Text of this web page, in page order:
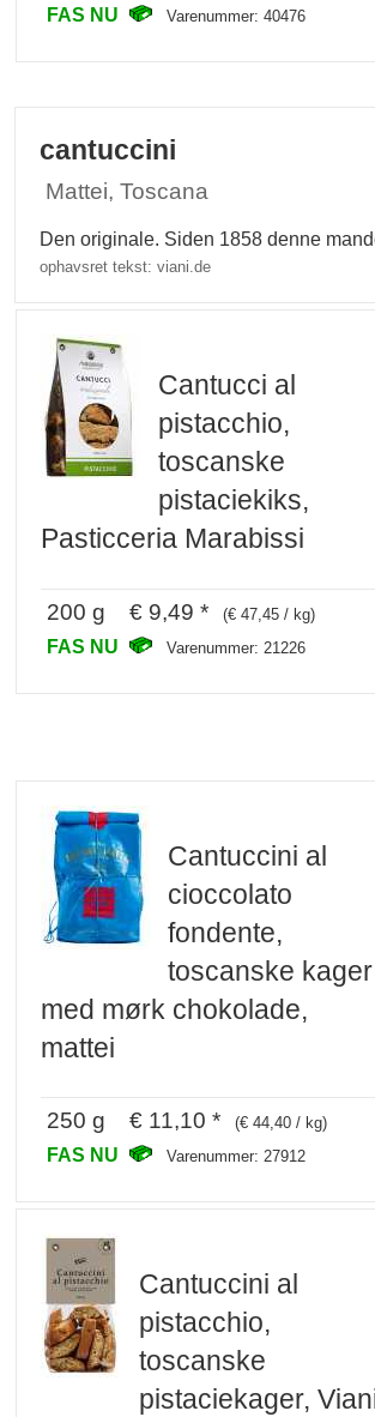
FAS NU Varenummer: 40476
cantuccini
Mattei, Toscana
Den originale. Siden 1858 denne
ophavsret tekst: viani.de
Cantucci al
pistacchio,
toscanske
pistaciekiks,
Pasticceria Marabissi
200 g € 9,49 * (€ 47,45 / kg)
FAS NU Varenummer: 21226
Cantuccini al
cioccolato
fondente,
toscanske kager
med mørk chokolade,
mattei
250 g € 11,10 * (€ 44,40 / kg)
FAS NU Varenummer: 27912
Cantuccini al
pistacchio,
toscanske
pistaciekager,